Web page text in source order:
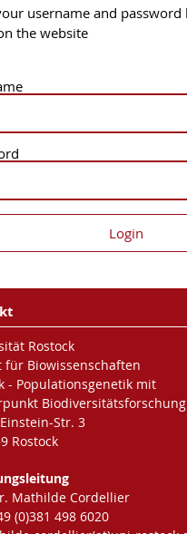
username and
the website
Rostock
für Biowissenschaften
- Populationsgenetik mit
Biodiversitätsforschung
Str. 3
Rostock
Mathilde Cordellier
(0)381 498 6020